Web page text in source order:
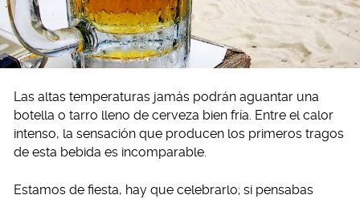
Las altas temperaturas jamás podrán aguantar una
botella o tarro lleno de cerveza bien fría. Entre el calor
intenso, la sensación que producen los primeros tragos
de esta bebida es incomparable.
Estamos de fiesta, hay que celebrarlo; si pensabas